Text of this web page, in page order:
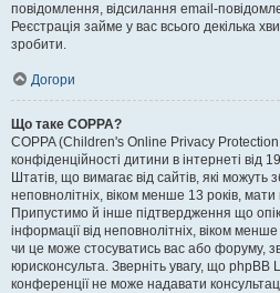
повідомлення, відсилання email-
Реєстрація займе у вас всього декілька
зробити.
Догори
Що таке COPPA?
COPPA (Children's Online Privacy
конфіденційності дитини в інтернеті від
Штатів, що вимагає від сайтів, які можуть
неповнолітніх, віком менше 13 років,
Припустимо й інше підтвердження що
інформації від неповнолітніх, віком
чи це може стосуватись вас або форуму,
юрисконсульта. Зверніть увагу, що phpBB
конференції не може надавати